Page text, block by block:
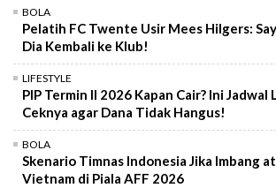
BOLA
Pelatih FC Twente Usir Mees Hilgers:
Dia Kembali ke Klub!
LIFESTYLE
PIP Termin II 2026 Kapan Cair? Ini Jadwal
Ceknya agar Dana Tidak Hangus!
BOLA
Skenario Timnas Indonesia Jika Imbang
Vietnam di Piala AFF 2026